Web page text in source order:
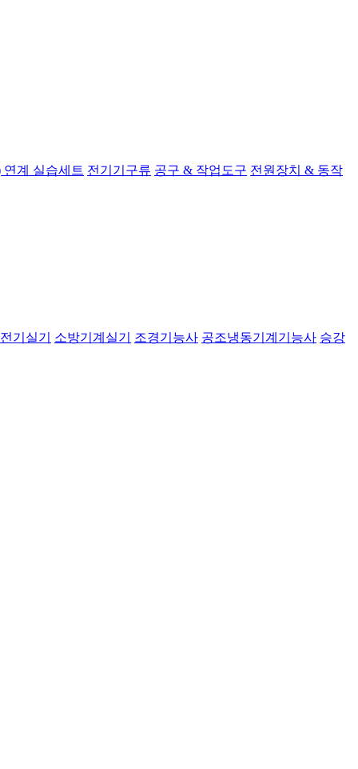
계 실습세트 전기기구류 공구 & 작업도구 전원장치 & 동작
기실기 소방기계실기 조경기능사 공조냉동기계기능사 승강